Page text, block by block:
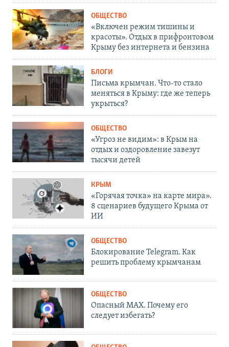
ОБЩЕСТВО
«Включен режим тишины и
красоты». Отдых в прифронтовом
Крыму без интернета и бензина
БЛОГИ
Письма крымчан. Что-то стало
меняться в Крыму: где же теперь
укрыться?
ОБЩЕСТВО
«Угроз не видим»: в Крым на
отдых и оздоровление завезут
тысячи детей
КРЫМ
«Горячая точка» на карте мира».
8 сценариев будущего Крыма от
ИИ
ОБЩЕСТВО
Блокирование Telegram. Как
решить проблему крымчанам
ОБЩЕСТВО
Опасный MAX. Почему его
следует избегать?